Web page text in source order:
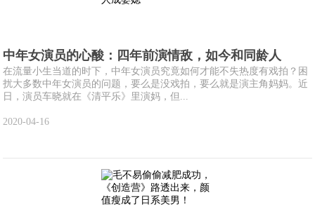
中年女演员的心酸：四年前演情敌，如今和同龄人
在流量小生当道的时下，中年女演员究竟如何才能不失热度有戏拍？困
扰大多数中年女演员的问题，要么是没戏拍，要么就是演主角妈妈。近
日，演员车晓就在《清平乐》里演妈，但...
2020-04-16